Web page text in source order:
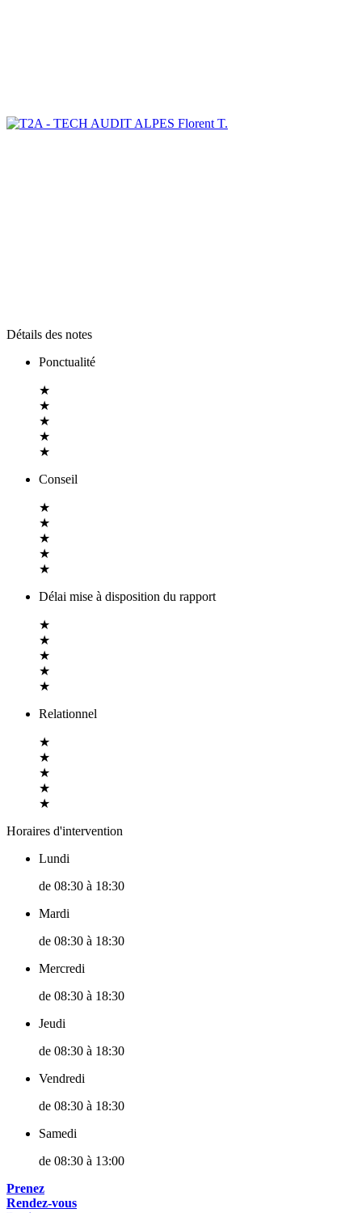
Florent T.
Détails des notes
Ponctualité
★
★
★
★
★
Conseil
★
★
★
★
★
Délai mise à disposition du rapport
★
★
★
★
★
Relationnel
★
★
★
★
★
Horaires d'intervention
Lundi
de 08:30 à 18:30
Mardi
de 08:30 à 18:30
Mercredi
de 08:30 à 18:30
Jeudi
de 08:30 à 18:30
Vendredi
de 08:30 à 18:30
Samedi
de 08:30 à 13:00
Prenez
Rendez-vous